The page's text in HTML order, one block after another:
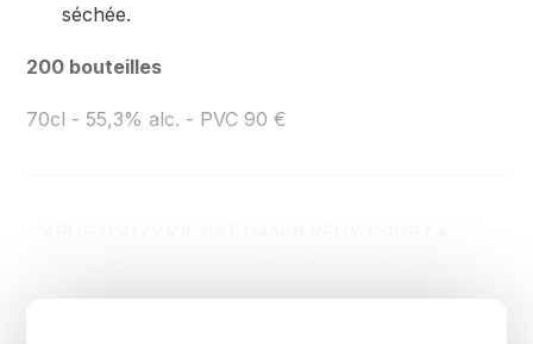
séchée.
200 bouteilles
70cl - 55,3% alc. - PVC 90 €